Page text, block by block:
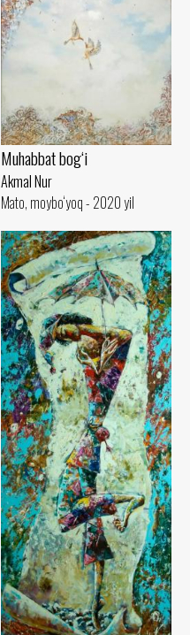
Muhabbat bog‘i
Akmal Nur
Mato, moybo‘yoq - 2020 yil